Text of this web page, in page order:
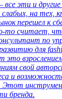
все эти и
слабых, на тех,
перешел к
то считает,
по
для
это
свой
и
Этот
бренда.